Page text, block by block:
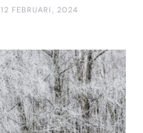
12 FEBRUARI, 2024